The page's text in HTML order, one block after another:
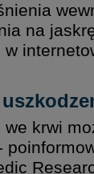
na
krwi